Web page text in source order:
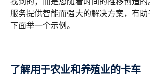
服务提供智能而强大的解决方案，有助
下面举一个示例。
了解用于农业和养殖业的卡车